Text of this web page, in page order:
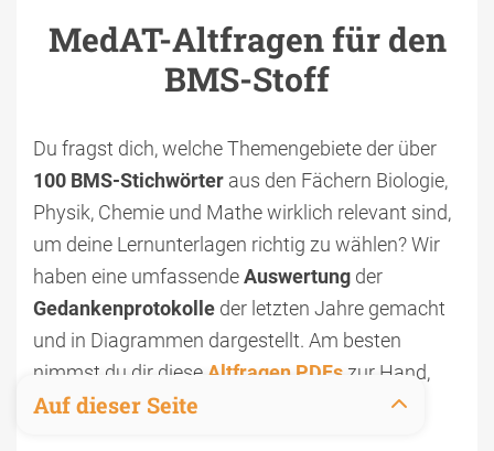
Auf dieser Seite
MedAT-Altfragen für den
BMS-Stoff
Du fragst dich, welche Themengebiete der über
100 BMS-Stichwörter aus den Fächern Biologie,
Physik, Chemie und Mathe wirklich relevant sind,
um deine Lernunterlagen richtig zu wählen? Wir
haben eine umfassendeAuswertung der
Gedankenprotokolle der letzten Jahre gemacht
und in Diagrammen dargestellt. Am besten
nimmst du dir diese Altfragen PDFs zur Hand,
bevor du dich an deinen Lernplan setzt.